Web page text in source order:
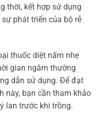
thời, kết hợp sử dụng
phát triển của bộ rễ
thuốc diệt nấm nhẹ
gian ngâm thường
dẫn sử dụng. Để đạt
này, bạn cần tham khảo
lan trước khi trồng.